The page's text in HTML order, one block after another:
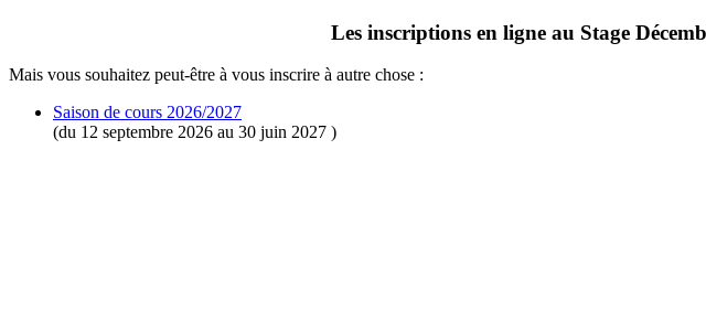
Les inscriptions en ligne au Stage
Mais vous souhaitez peut-être à vous inscrire à autre chose :
Saison de cours 2026/2027
(du 12 septembre 2026 au 30 juin 2027 )